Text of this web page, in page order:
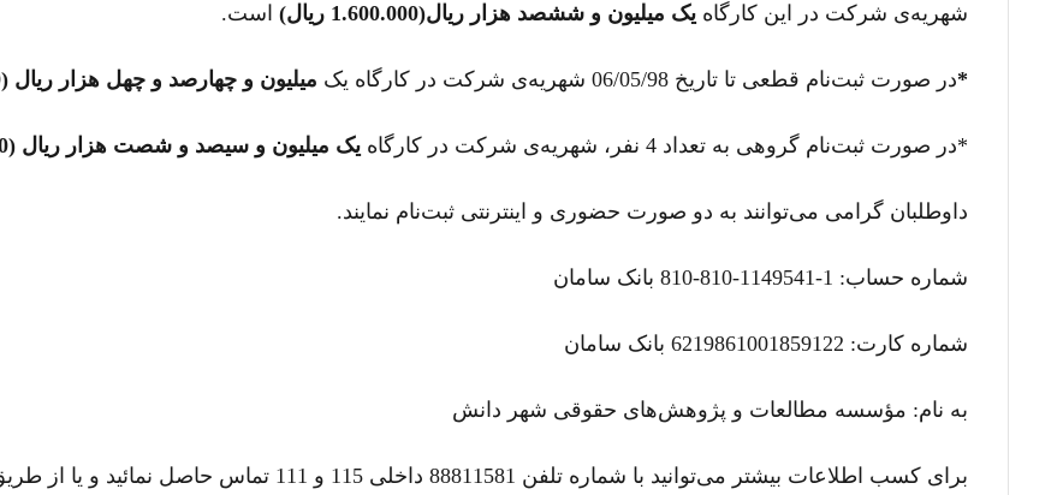
شهریه‌ی شرکت در این کارگاه یک میلیون و ششصد هزار ریال(1.600.000 ریال) است.
*در صورت ثبت‌نام قطعی تا تاریخ 06/05/98 شهریه‌ی شرکت در کارگاه یک میلیون و چهارصد و چهل هزار ریال (1.440.000 ریال)
*در صورت ثبت‌نام گروهی به تعداد 4 نفر، شهریه‌ی شرکت در کارگاه یک میلیون و سیصد و شصت هزار ریال (1.360.000 ریال)
داوطلبان گرامی می‌توانند به دو صورت حضوری و اینترنتی ثبت‌نام نمایند.
شماره حساب: 1-1149541-810-810 بانک سامان
شماره کارت: 6219861001859122 بانک سامان
به نام: مؤسسه مطالعات و پژوهش‌های حقوقی شهر دانش
برای کسب اطلاعات بیشتر می‌توانید با شماره تلفن 88811581 داخلی 115 و 111 تماس حاصل نمائید و یا از طریق پست الکترونیکی